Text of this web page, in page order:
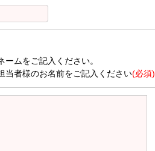
ムをご記入ください。
当者様のお名前をご記入ください(必須)